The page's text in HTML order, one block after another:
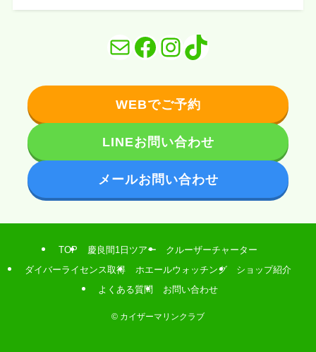
メールFacebook
Instagram
TikTok
WEBでご予約
LINEお問い合わせ
メールお問い合わせ
TOP 慶良間1日ツアー
クルーザーチャーター
ダイバーライセンス取得
ホエールウォッチング
ショップ紹介
よくある質問
お問い合わせ
© カイザーマリンクラブ